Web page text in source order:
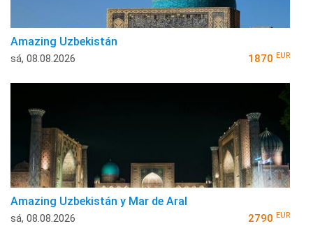
Amazing Uzbekistán
sá, 08.08.2026 1870 EUR
Amazing Uzbekistán y Mar de Aral
sá, 08.08.2026 2790 EUR